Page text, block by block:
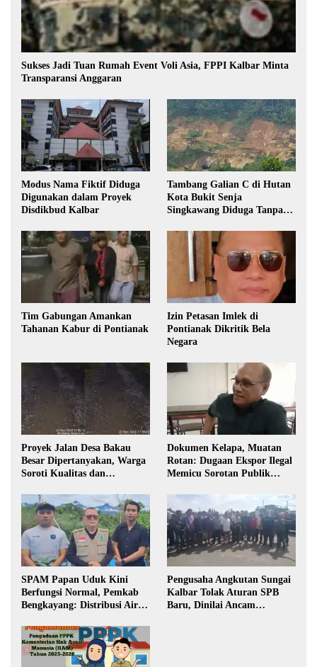
Sukses Jadi Tuan Rumah Event Voli Asia, FPPI Kalbar Minta
Transparansi Anggaran
Modus Nama Fiktif Diduga
Digunakan dalam Proyek
Disdikbud Kalbar
Tambang Galian C di Hutan
Kota Bukit Senja
Singkawang Diduga Tanpa
Tim Gabungan Amankan
Tahanan Kabur di Pontianak
Izin Petasan Imlek di
Pontianak Dikritik Bela
Negara
Proyek Jalan Desa Bakau
Besar Dipertanyakan, Warga
Soroti Kualitas dan
Pembangunan
Dokumen Kelapa, Muatan
Rotan: Dugaan Ekspor Ilegal
Memicu Sorotan Publik
SPAM Papan Uduk Kini
Berfungsi Normal, Pemkab
Bengkayang: Distribusi Air
Warga
Pengusaha Angkutan Sungai
Kalbar Tolak Aturan SPB
Baru, Dinilai Ancam